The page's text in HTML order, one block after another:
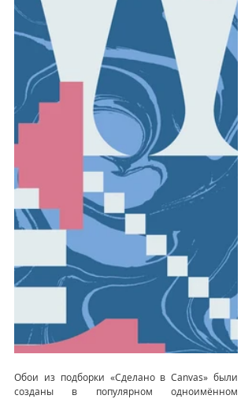
Обои из подборки «Сделано в Canvas» были
созданы в популярном одноимённом